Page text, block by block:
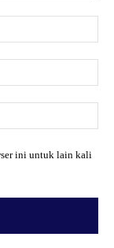
ini untuk lain kali